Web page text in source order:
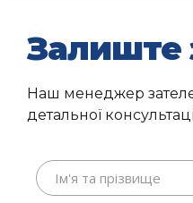
Залиште
Наш менеджер
детальної